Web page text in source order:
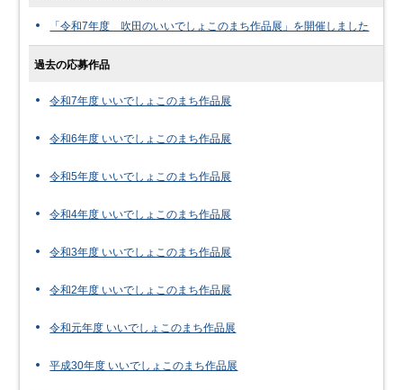
「令和7年度 吹田のいいでしょこのまち作品展」を開催しました
過去の応募作品
令和7年度 いいでしょこのまち作品展
令和6年度 いいでしょこのまち作品展
令和5年度 いいでしょこのまち作品展
令和4年度 いいでしょこのまち作品展
令和3年度 いいでしょこのまち作品展
令和2年度 いいでしょこのまち作品展
令和元年度 いいでしょこのまち作品展
平成30年度 いいでしょこのまち作品展